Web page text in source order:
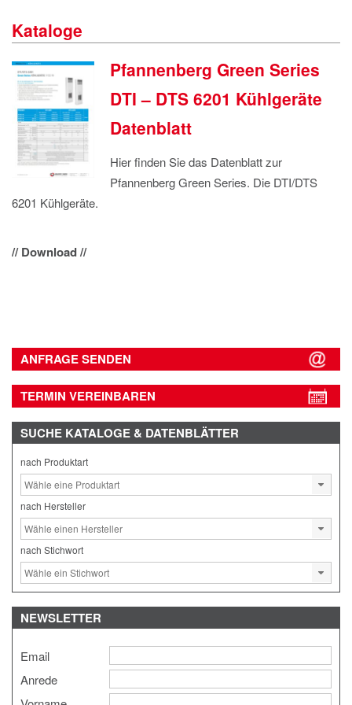
DATENSCHUTZ
Kataloge
Pfannenberg Green Series
DTI – DTS 6201 Kühlgeräte
Datenblatt
Hier finden Sie das Datenblatt zur
Pfannenberg Green Series. Die DTI/DTS
6201 Kühlgeräte.
// Download //
ANFRAGE SENDEN
TERMIN VEREINBAREN
SUCHE KATALOGE & DATENBLÄTTER
nach Produktart
nach Hersteller
nach Stichwort
NEWSLETTER
Email
Anrede